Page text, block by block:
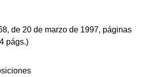
de 20 de marzo de 1997, páginas
págs.)